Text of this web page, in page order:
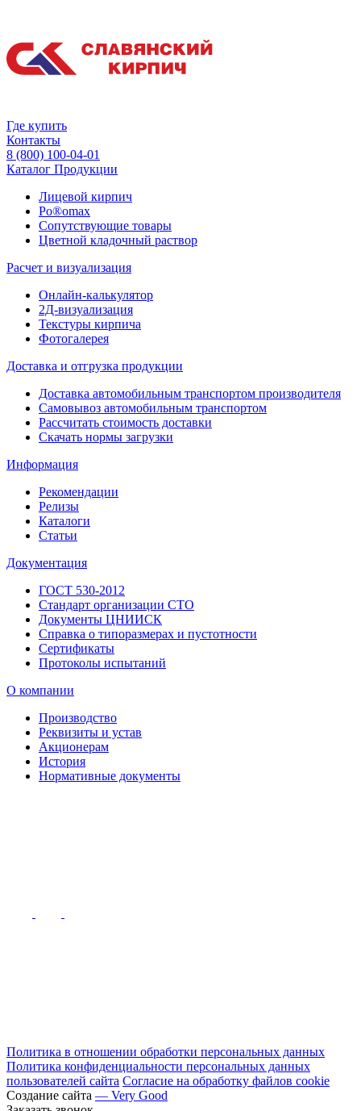
Где купить
Контакты
8 (800) 100-04-01
Каталог Продукции
Лицевой кирпич
Po®omax
Сопутствующие товары
Цветной кладочный раствор
Расчет и визуализация
Онлайн-калькулятор
2Д-визуализация
Текстуры кирпича
Фотогалерея
Доставка и отгрузка продукции
Доставка автомобильным транспортом производителя
Самовывоз автомобильным транспортом
Рассчитать стоимость доставки
Скачать нормы загрузки
Информация
Рекомендации
Релизы
Каталоги
Статьи
Документация
ГОСТ 530-2012
Стандарт организации СТО
Документы ЦНИИСК
Справка о типоразмерах и пустотности
Сертификаты
Протоколы испытаний
О компании
Производство
Реквизиты и устав
Акционерам
История
Нормативные документы
Политика в отношении обработки персональных данных
Политика конфиденциальности персональных данных
пользователей сайта Согласие на обработку файлов cookie
Создание сайта — Very Good